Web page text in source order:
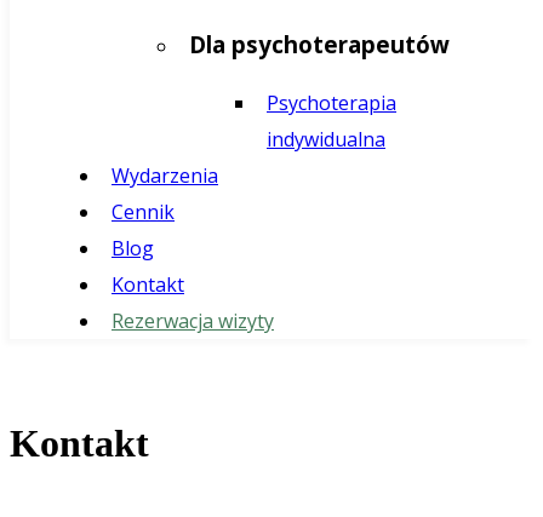
Dla psychoterapeutów
Psychoterapia
indywidualna
Wydarzenia
Cennik
Blog
Kontakt
Rezerwacja wizyty
Kontakt